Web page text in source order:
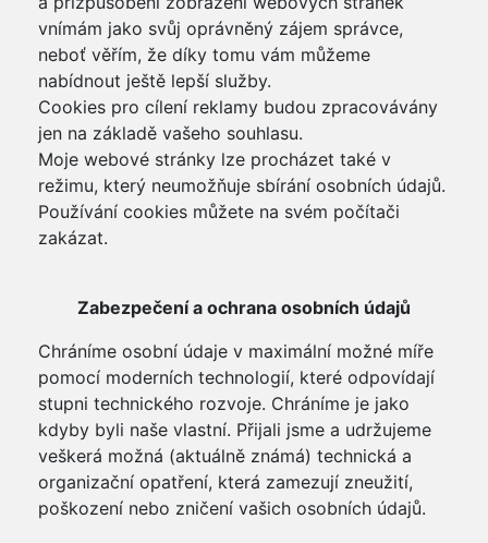
vnímám jako svůj oprávněný zájem správce,
neboť věřím, že díky tomu vám můžeme
nabídnout ještě lepší služby.
Cookies pro cílení reklamy budou zpracovávány
jen na základě vašeho souhlasu.
Moje webové stránky lze procházet také v
režimu, který neumožňuje sbírání osobních údajů.
Používání cookies můžete na svém počítači
zakázat.
Zabezpečení a ochrana osobních údajů
Chráníme osobní údaje v maximální možné míře
pomocí moderních technologií, které odpovídají
stupni technického rozvoje. Chráníme je jako
kdyby byli naše vlastní. Přijali jsme a udržujeme
veškerá možná (aktuálně známá) technická a
organizační opatření, která zamezují zneužití,
poškození nebo zničení vašich osobních údajů.